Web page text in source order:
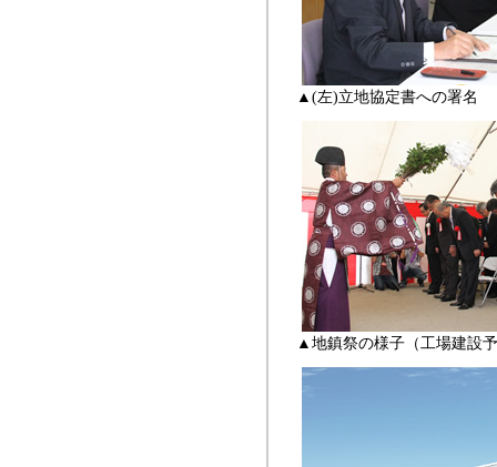
▲(左)立地協定書への署名
▲地鎮祭の様子（工場建設